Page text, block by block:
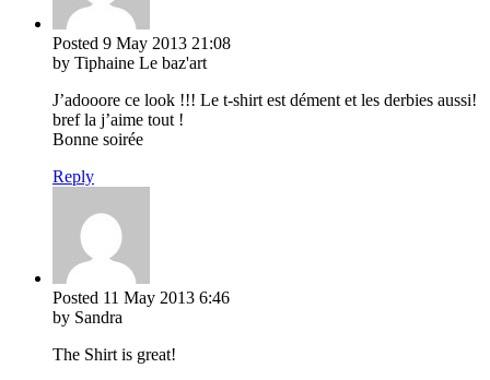
Posted 9 May 2013 21:08
by Tiphaine Le baz'art
J’adooore ce look !!! Le t-shirt est dément et les derbies aussi!
bref la j’aime tout !
Bonne soirée
Reply
Posted 11 May 2013 6:46
by Sandra
The Shirt is great!